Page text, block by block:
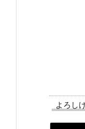
よろし